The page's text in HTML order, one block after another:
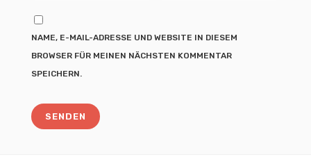
NAME, E-MAIL-ADRESSE UND WEBSITE IN DIESEM
BROWSER FÜR MEINEN NÄCHSTEN KOMMENTAR
SPEICHERN.